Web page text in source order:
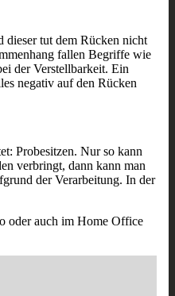
dieser tut dem Rücken nicht
fallen Begriffe wie
der Verstellbarkeit. Ein
negativ auf den Rücken
Probesitzen. Nur so kann
verbringt, dann kann man
der Verarbeitung. In der
oder auch im Home Office